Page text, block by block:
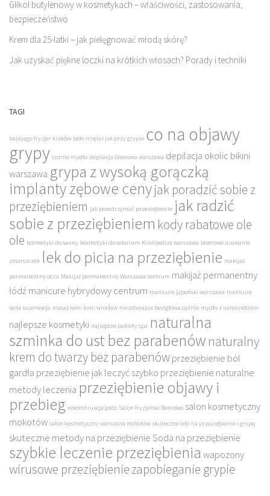
Glikol butylenowy w kosmetykach – właściwości, zastosowania,
bezpieczeństwo
Krem dla 25-latki – jak pielęgnować młodą skórę?
Jak uzyskać piękne loczki na krótkich włosach? Porady i techniki
TAGI
balayage fryzjer kraków bóle mięśni jak przy grypie co na objawy
grypy czarne mydło depilacja laserowa warszawa depilacja okolic bikini
warszawa grypa z wysoką gorączką
implanty zębowe cenyjak poradzić sobie z
przeziębieniem jak powstrzymać przeziębienie jak radzić
sobie z przeziębieniem kody rabatowe ole
ole kosmetyki do sauny kosmetyki do solarium Kriolipoliza warszawa laserowe usuwanie
zmarszczek lek do picia na przeziębienie makijaż
permanentny oczu Makijaż permanentny Warszawa centrum makijaż permanentny
łódź manicure hybrydowy centrum manicure japoński warszawa manicure
wola rezerwacja masaż lomi lomi wrocław mezoterapia bezigłowa opinie mydło z nanosrebrem
najlepsze kosmetyki najlepsze pakiety spa naturalna
szminka do ust bez parabenów naturalny
krem do twarzy bez parabenówprzeziębienie ból
gardła przeziębienie jak leczyć szybko przeziębienie naturalne
metody leczenia przeziębienie objawy i
przebieg rekonstrukcja joico Salon fryzjerski Bemowo salon kosmetyczny
mokotów salon kosmetyczny warszawa mokotów skuteczne leki na przeziębienie i grypę
skuteczne metody na przeziębienieSoda na przeziębienie
szybkie leczenie przeziębienia wapozony
wirusowe przeziębieniezapobieganie grypie